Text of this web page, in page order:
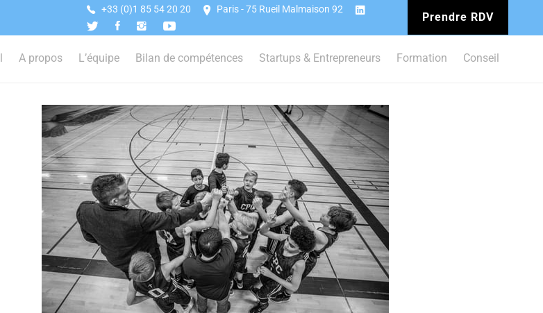
+33 (0)1 85 54 20 20 Paris - 75 Rueil Malmaison 92
Prendre RDV
A propos L’équipe Bilan de compétences Startups & Entrepreneurs Formation Conseil